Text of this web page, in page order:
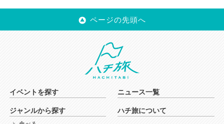
ページの先頭へ
イベントを探す
ジャンルから探す
ニュース一覧
ハチ旅について